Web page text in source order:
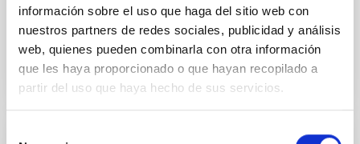
información sobre el uso que haga del sitio web con
nuestros partners de redes sociales, publicidad y análisis
web, quienes pueden combinarla con otra información
que les haya proporcionado o que hayan recopilado a
partir del uso que haya hecho de sus servicios.
que...